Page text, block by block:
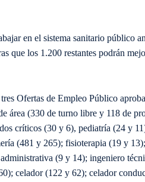
en el sistema sanitario público
que los 1.200 restantes podrán
Ofertas de Empleo Público
área (330 de turno libre y 118 de
críticos (30 y 6), pediatría (24 y
(481 y 265); fisioterapia (19 y
(9 y 14); ingeniero
celador (122 y 62); celador